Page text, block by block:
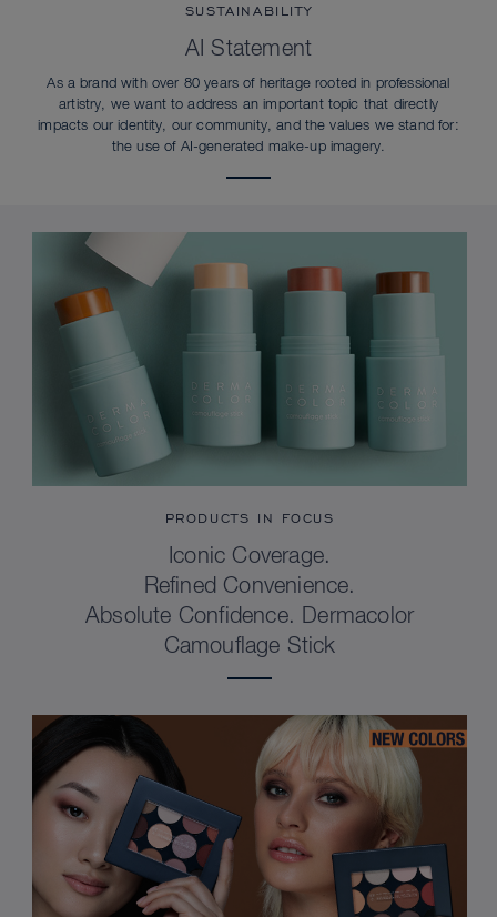
SUSTAINABILITY
AI Statement
As a brand with over 80 years of heritage rooted in professional
artistry, we want to address an important topic that directly
impacts our identity, our community, and the values we stand for:
the use of AI-generated make-up imagery.
PRODUCTS IN FOCUS
Iconic Coverage.
Refined Convenience.
Absolute Confidence. Dermacolor
Camouflage Stick